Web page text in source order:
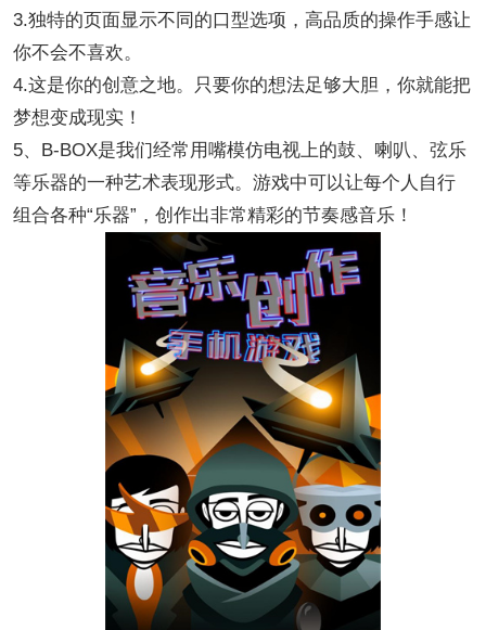
3.独特的页面显示不同的口型选项，高品质的操作手感让
你不会不喜欢。
4.这是你的创意之地。只要你的想法足够大胆，你就能把
梦想变成现实！
5、B-BOX是我们经常用嘴模仿电视上的鼓、喇叭、弦乐
等乐器的一种艺术表现形式。游戏中可以让每个人自行
组合各种“乐器”，创作出非常精彩的节奏感音乐！